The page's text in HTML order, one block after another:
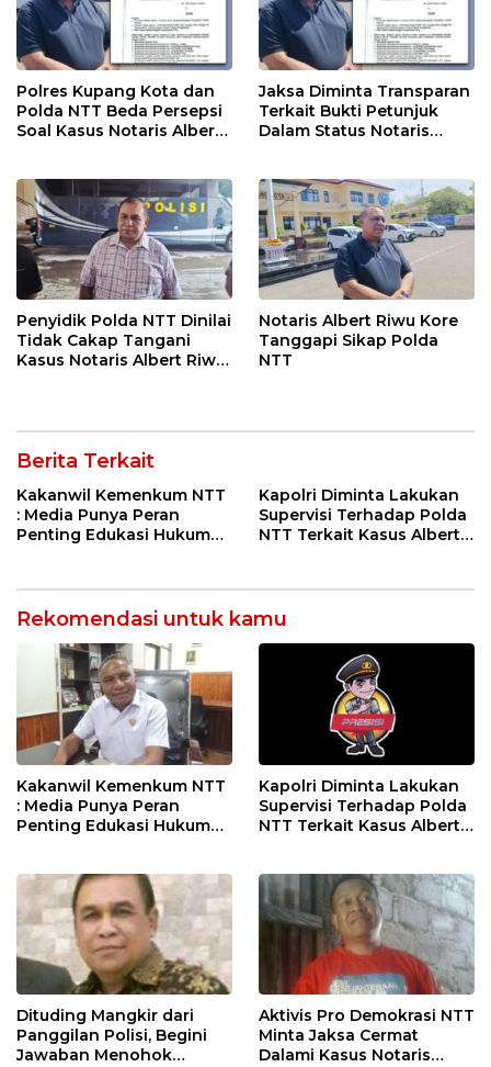
Polres Kupang Kota dan
Polda NTT Beda Persepsi
Soal Kasus Notaris Albert
Jaksa Diminta Transparan
Terkait Bukti Petunjuk
Dalam Status Notaris
Penyidik Polda NTT Dinilai
Tidak Cakap Tangani
Kasus Notaris Albert Riwu
Notaris Albert Riwu Kore
Tanggapi Sikap Polda
NTT
Berita Terkait
Kakanwil Kemenkum NTT
: Media Punya Peran
Penting Edukasi Hukum
Kapolri Diminta Lakukan
Supervisi Terhadap Polda
NTT Terkait Kasus Albert
Rekomendasi untuk kamu
Kakanwil Kemenkum NTT
: Media Punya Peran
Penting Edukasi Hukum
Kapolri Diminta Lakukan
Supervisi Terhadap Polda
NTT Terkait Kasus Albert
Dituding Mangkir dari
Panggilan Polisi, Begini
Jawaban Menohok
Aktivis Pro Demokrasi NTT
Minta Jaksa Cermat
Dalami Kasus Notaris